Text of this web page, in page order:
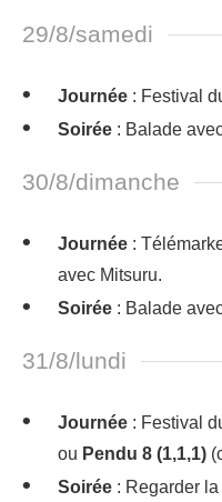
29/8/samedi
Journée : Festival
Soirée : Balade
30/8/dimanche
Journée :
avec Mitsuru.
Soirée : Balade
31/8/lundi
Journée : Festival
ou Pendu 8 (1,1,1)
Soirée : Regarder